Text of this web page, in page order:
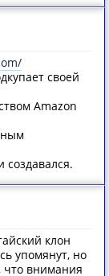
своей
Amazon
создавался.
клон
упомянут, но
что внимания